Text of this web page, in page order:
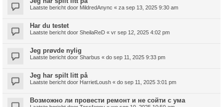
Laatste bericht door MildredAnync « za sep 13, 2025 9:30 am
Har du testet
Laatste bericht door SheilaReD « vr sep 12, 2025 4:02 pm
Jeg prøvde nylig
Laatste bericht door Sharbus « do sep 11, 2025 9:33 pm
Jeg har spilt litt på
Laatste bericht door HarrietLoush « do sep 11, 2025 3:01 pm
Возможно ли провести ремонт и не сойти с ума